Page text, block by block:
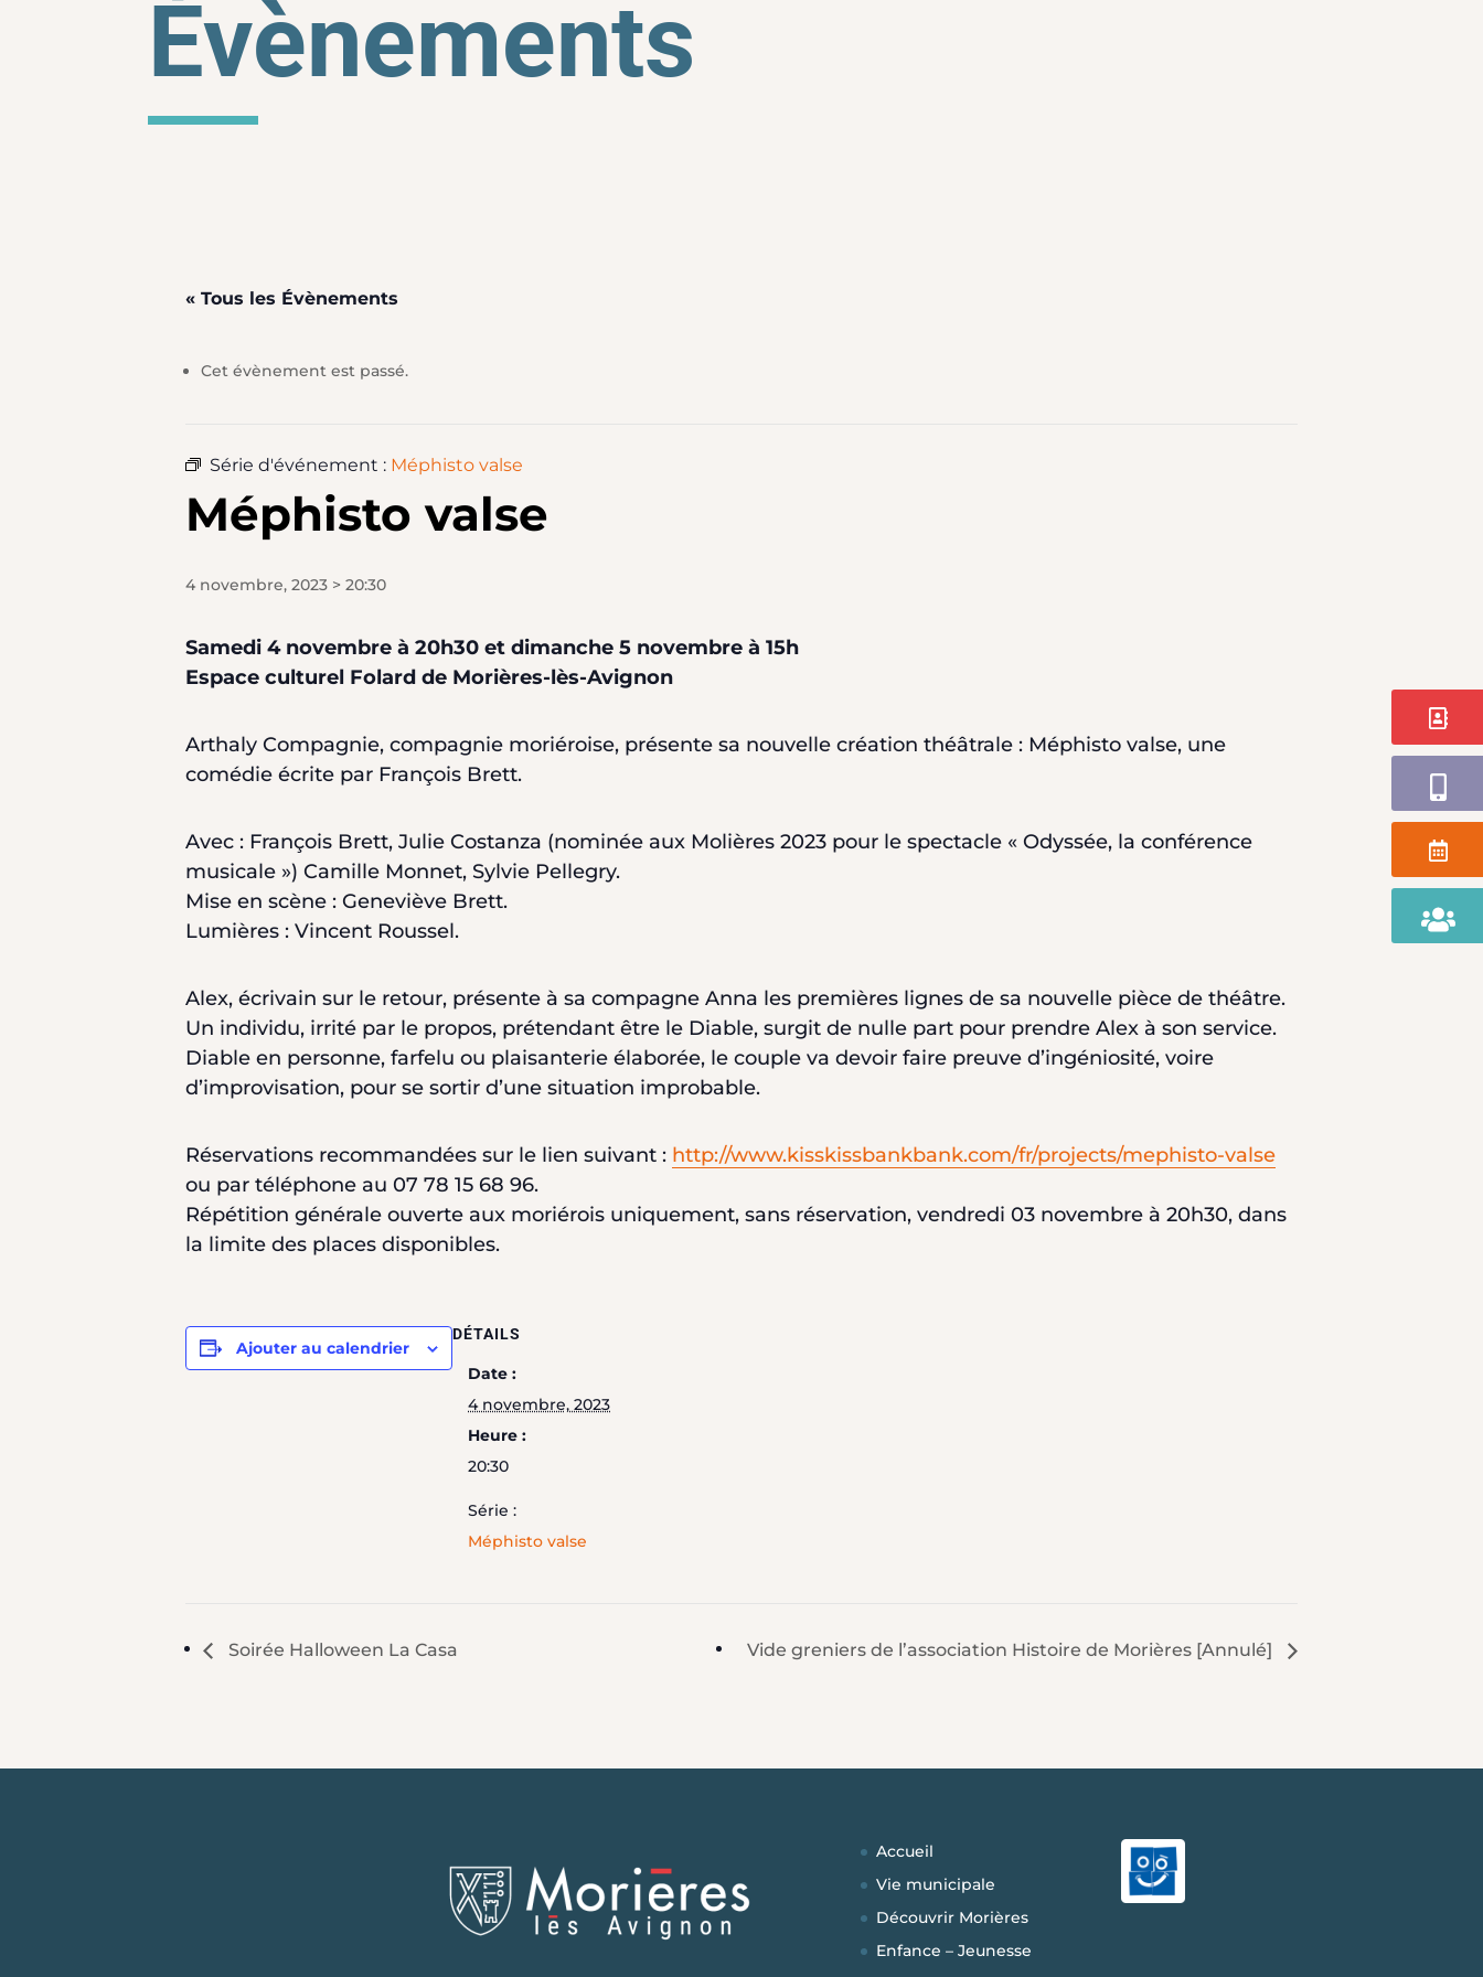
Évènements
« Tous les Évènements
Cet évènement est passé.
Série d'événement : Méphisto valse
Méphisto valse
4 novembre, 2023 > 20:30
Samedi 4 novembre à 20h30 et dimanche 5 novembre à 15h
Espace culturel Folard de Morières-lès-Avignon
Arthaly Compagnie, compagnie moriéroise, présente sa nouvelle création théâtrale : Méphisto valse, une
comédie écrite par François Brett.
Avec : François Brett, Julie Costanza (nominée aux Molières 2023 pour le spectacle « Odyssée, la conférence
musicale ») Camille Monnet, Sylvie Pellegry.
Mise en scène : Geneviève Brett.
Lumières : Vincent Roussel.
Alex, écrivain sur le retour, présente à sa compagne Anna les premières lignes de sa nouvelle pièce de théâtre.
Un individu, irrité par le propos, prétendant être le Diable, surgit de nulle part pour prendre Alex à son service.
Diable en personne, farfelu ou plaisanterie élaborée, le couple va devoir faire preuve d’ingéniosité, voire
d’improvisation, pour se sortir d’une situation improbable.
Réservations recommandées sur le lien suivant : http://www.kisskissbankbank.com/fr/projects/mephisto-valse
ou par téléphone au 07 78 15 68 96.
Répétition générale ouverte aux moriérois uniquement, sans réservation, vendredi 03 novembre à 20h30, dans
la limite des places disponibles.
Ajouter au calendrier
DÉTAILS
Date :
4 novembre, 2023
Heure :
20:30
Série :
Méphisto valse
Soirée Halloween La Casa Vide greniers de l’association Histoire de Morières [Annulé]
Accueil
Vie municipale
Découvrir Morières
Enfance – Jeunesse
Contact
Application
Agenda
Portail
Famille